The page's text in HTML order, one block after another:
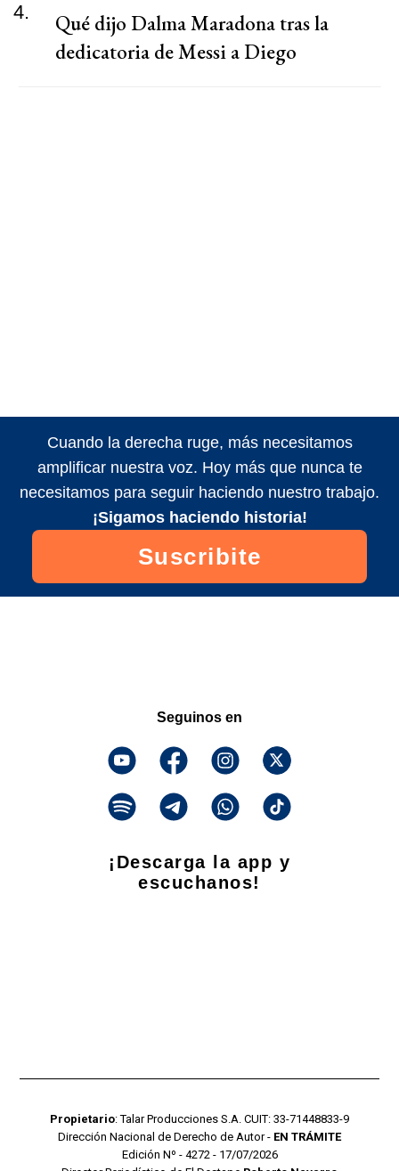
4.
Qué dijo Dalma Maradona tras la
dedicatoria de Messi a Diego
Cuando la derecha ruge, más necesitamos
amplificar nuestra voz. Hoy más que nunca te
necesitamos para seguir haciendo nuestro trabajo.
¡Sigamos haciendo historia!
Suscribite
Seguinos en
¡Descarga la app y
escuchanos!
Propietario: Talar Producciones S.A. CUIT: 33-71448833-9
Dirección Nacional de Derecho de Autor - EN TRÁMITE
Edición Nº - 4272 - 17/07/2026